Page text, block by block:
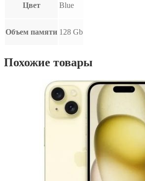
Цвет Blue
Объем памяти 128 Gb
Похожие товары